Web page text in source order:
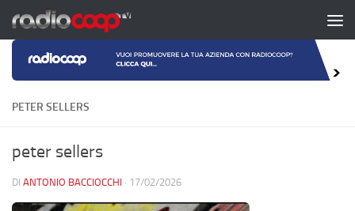
Salta al contenuto
PETER SELLERS
peter sellers
DI ANTONIO BACCIOCCHI · 17/02/2026